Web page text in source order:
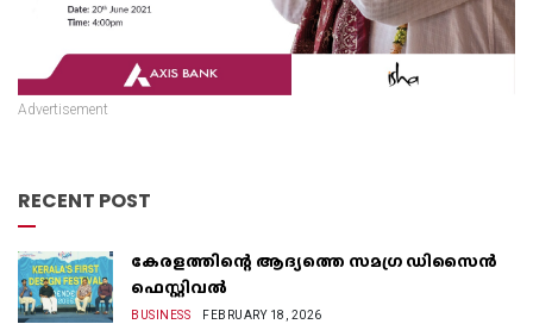
Advertisement
RECENT POST
കേരളത്തിന്റെ ആദ്യത്തെ സമഗ്ര ഡിസൈൻ
ഫെസ്റ്റിവൽ
BUSINESS FEBRUARY 18, 2026